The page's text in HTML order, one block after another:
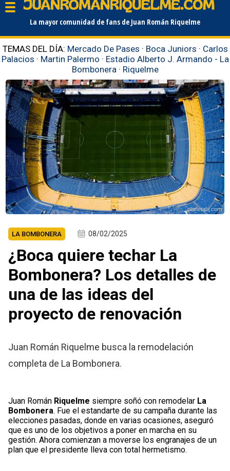
La mayor comunidad de fans de Juan Román Riquelme
TEMAS DEL DÍA: Mercado De Pases · Boca Juniors · Carlos
Palacios · Martin Palermo · Estadio Alberto J. Armando - La
Bombonera · Riquelme
planetabj.com
LA BOMBONERA 08/02/2025
¿Boca quiere techar La
Bombonera? Los detalles de
una de las ideas del
proyecto de renovación
Juan Román Riquelme busca la remodelación
completa de La Bombonera.
Juan Román Riquelme siempre soñó con remodelar La
Bombonera. Fue el estandarte de su campaña durante las
elecciones pasadas, donde en varias ocasiones, aseguró
que es uno de los objetivos a poner en marcha en su
gestión. Ahora comienzan a moverse los engranajes de un
plan que el presidente lleva con total hermetismo.